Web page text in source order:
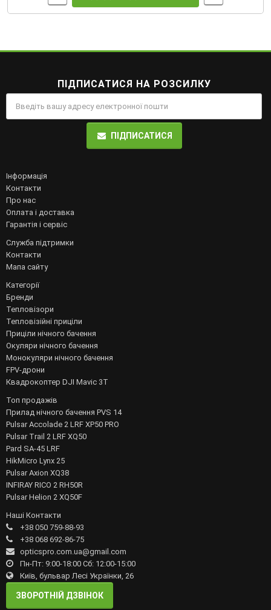
ПІДПИСАТИСЯ НА РОЗСИЛКУ
ПІДПИСАТИСЯ
Інформація
Контакти
Про нас
Оплата і доставка
Гарантія і сервіс
Служба підтримки
Контакти
Мапа сайту
Категорії
Бренди
Тепловізори
Тепловізійні приціли
Приціли нічного бачення
Окуляри нічного бачення
Монокуляри нічного бачення
FPV-дрони
Квадрокоптер DJI Mavic 3T
Топ продажів
Прилад нічного бачення PVS 14
Pulsar Accolade 2 LRF XP50 PRO
Pulsar Trail 2 LRF XQ50
Pard SA-45 LRF
HikMicro Lynx 25
Pulsar Axion XQ38
INFIRAY RICO 2 RH50R
Pulsar Helion 2 XQ50F
Наші Контакти
+38 050 759-88-93
+38 068 692-86-75
opticspro.com.ua@gmail.com
Пн-Пт: 9:00-18:00 Сб: 12:00-15:00
Київ, бульвар Лесі Українки, 26
ЗВОРОТНІЙ ДЗВІНОК